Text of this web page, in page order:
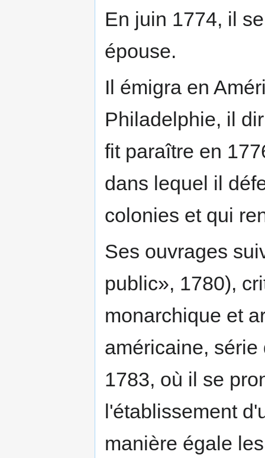
En juin 1774, il
épouse.
Il émigra en
Philadelphie, il
fit paraître en
dans lequel il
colonies et qui
Ses ouvrages
public», 1780),
monarchique et
américaine,
1783, où il se
l'établissement
manière égale